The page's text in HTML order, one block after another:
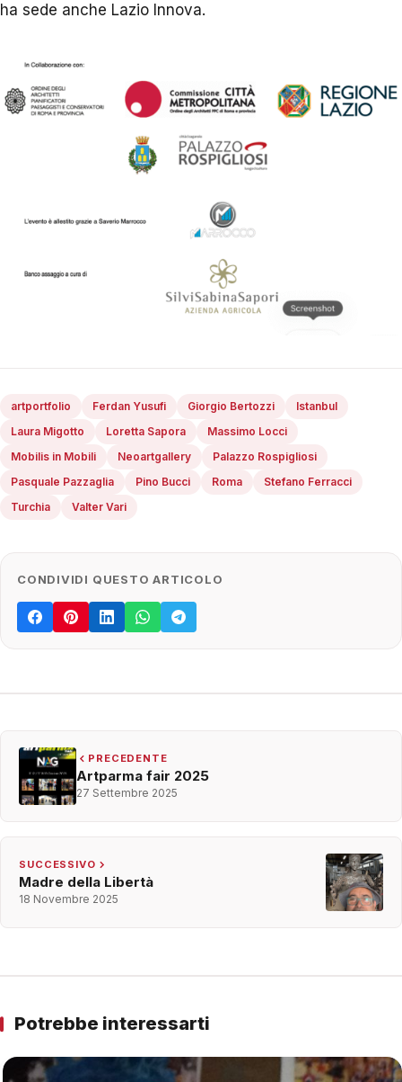
ha sede anche Lazio Innova.
artportfolio Ferdan Yusufi Giorgio Bertozzi
Istanbul
Laura Migotto
Loretta Sapora
Massimo Locci
Mobilis in Mobili
Neoartgallery
Palazzo Rospigliosi
Pasquale Pazzaglia
Pino Bucci Roma
Stefano Ferracci
Turchia
Valter Vari
CONDIVIDI QUESTO ARTICOLO
PRECEDENTE
Artparma fair 2025
27 Settembre 2025
SUCCESSIVO
Madre della Libertà
18 Novembre 2025
Potrebbe interessarti